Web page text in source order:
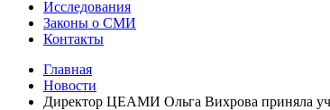
Исследования
Законы о СМИ
Контакты
Главная
Новости
Директор ЦЕАМИ Ольга Вихрова приняла